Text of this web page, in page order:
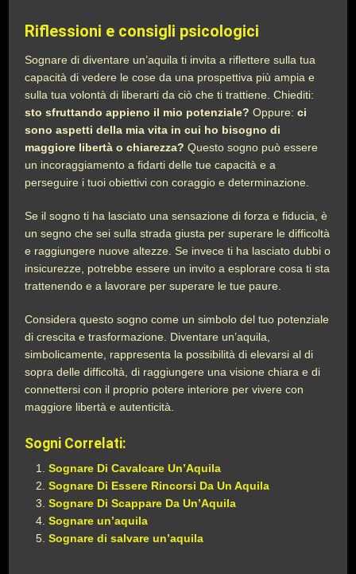
Riflessioni e consigli psicologici
Sognare di diventare un’aquila ti invita a riflettere sulla tua
capacità di vedere le cose da una prospettiva più ampia e
sulla tua volontà di liberarti da ciò che ti trattiene. Chiediti:
sto sfruttando appieno il mio potenziale? Oppure:ci
sono aspetti della mia vita in cui ho bisogno di
maggiore libertà o chiarezza? Questo sogno può essere
un incoraggiamento a fidarti delle tue capacità e a
perseguire i tuoi obiettivi con coraggio e determinazione.
Se il sogno ti ha lasciato una sensazione di forza e fiducia, è
un segno che sei sulla strada giusta per superare le difficoltà
e raggiungere nuove altezze. Se invece ti ha lasciato dubbi o
insicurezze, potrebbe essere un invito a esplorare cosa ti sta
trattenendo e a lavorare per superare le tue paure.
Considera questo sogno come un simbolo del tuo potenziale
di crescita e trasformazione. Diventare un’aquila,
simbolicamente, rappresenta la possibilità di elevarsi al di
sopra delle difficoltà, di raggiungere una visione chiara e di
connettersi con il proprio potere interiore per vivere con
maggiore libertà e autenticità.
Sogni Correlati:
Sognare Di Cavalcare Un’Aquila
Sognare Di Essere Rincorsi Da Un Aquila
Sognare Di Scappare Da Un’Aquila
Sognare un’aquila
Sognare di salvare un’aquila